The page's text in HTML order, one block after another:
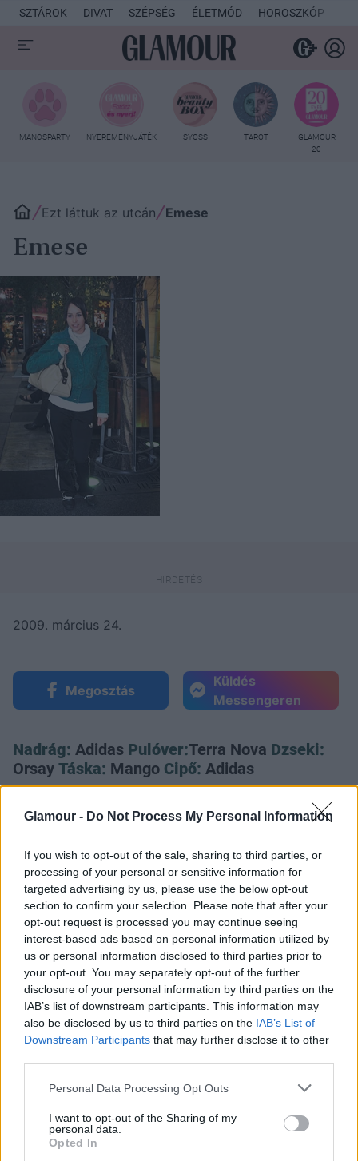
Glamour - Do Not Process My Personal Information
If you wish to opt-out of the sale, sharing to third parties, or
processing of your personal or sensitive information for
targeted advertising by us, please use the below opt-out
section to confirm your selection. Please note that after your
opt-out request is processed you may continue seeing
interest-based ads based on personal information utilized by
us or personal information disclosed to third parties prior to
your opt-out. You may separately opt-out of the further
disclosure of your personal information by third parties on the
IAB’s list of downstream participants. This information may
also be disclosed by us to third parties on the IAB’s List of
Downstream Participants that may further disclose it to other
Please note that this website/app uses one or more Google
not limited to your visit or usage behaviour. You may click to
grant or deny consent to Google and its third-party tags to
use your data for below specified purposes in below Google
Personal Data Processing Opt Outs
I want to opt-out of the Sharing of my
personal data.
Opted In
SZTÁROK DIVAT SZÉPSÉG ÉLETMÓD HOROSZKÓP
MANCSPARTY NYEREMÉNYJÁTÉK SYOSS TAROT
GLAMOUR
20
Ezt láttuk az utcán Emese
Emese
2009. március 24.
Megosztás
Küldés
Messengeren
Nadrág: Adidas Pulóver:Terra Nova Dzseki:
Orsay Táska: Mango Cipő: Adidas
Megosztás
Küldés
Messengeren
Itt állíthatod be, hogy a Google
keresőben könnyebben megtaláld a
glamour.hu cikkeit